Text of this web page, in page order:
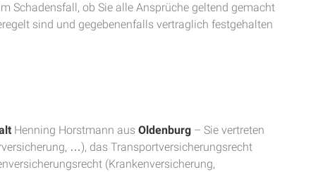
Schadensfall, ob Sie alle Ansprüche geltend gemacht
sind und gegebenenfalls vertraglich festgehalten
Henning Horstmann aus Oldenburg – Sie vertreten
…), das Transportversicherungsrecht
(Krankenversicherung,